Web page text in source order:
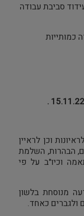
סביבת עבודה
כמותייות
15.11.22 .
וכן לראיין
הבהרות, השלמת
וכיו"ב על פי
מנוסחת בלשון
ולגברים כאחד.